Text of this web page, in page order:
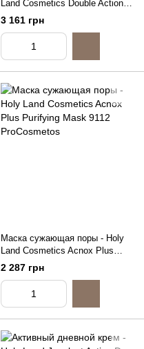
Land Cosmetics Double Action
Mask, 250ml
3 161 грн
Маска сужающая поры - Holy
Land Cosmetics Acnox Plus
Purifying Mask, 125ml
2 287 грн